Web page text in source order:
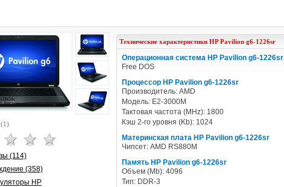
(1)
(114)
(358)
HP
Технические характеристики HP Pavilion g6-1226sr
Операционная система HP Pavilion g6-1226sr
Free DOS
Процессор HP Pavilion g6-1226sr
Производитель: AMD
Модель: E2-3000M
Тактовая частота (MHz): 1800
Кэш 2-го уровня (Kb): 1024
Материнская плата HP Pavilion g6-1226sr
Чипсет: AMD RS880M
Память HP Pavilion g6-1226sr
Объем (Mb): 4096
Тип: DDR-3